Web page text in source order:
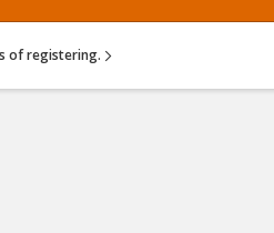
of registering.